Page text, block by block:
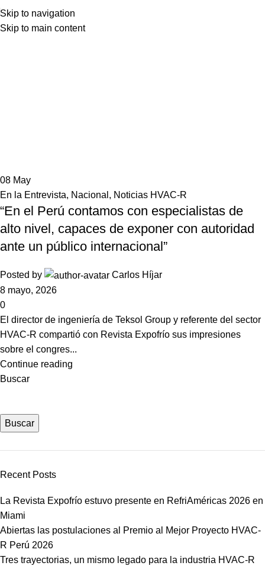
Skip to navigation
Skip to main content
08 May
En la Entrevista, Nacional , Noticias HVAC-R
“En el Perú contamos con especialistas de
alto nivel, capaces de exponer con autoridad
ante un público internacional”
Posted by
Carlos Híjar
8 mayo, 2026
0
El director de ingeniería de Teksol Group y referente del sector
HVAC-R compartió con Revista Expofrío sus impresiones
sobre el congres...
Continue reading
Buscar
Buscar
Recent Posts
La Revista Expofrío estuvo presente en RefriAméricas 2026 en
Miami
Abiertas las postulaciones al Premio al Mejor Proyecto HVAC-
R Perú 2026
Tres trayectorias, un mismo legado para la industria HVAC-R